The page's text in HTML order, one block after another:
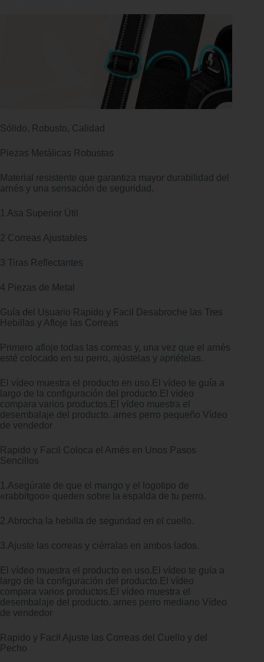
Sólido, Robusto, Calidad
Piezas Metálicas Robustas
Material resistente que garantiza mayor durabilidad del
arnés y una sensación de seguridad.
1 Asa Superior Útil
2 Correas Ajustables
3 Tiras Reflectantes
4 Piezas de Metal
Guía del Usuario Rapido y Facil Desabroche las Tres
Hebillas y Afloje las Correas
Primero afloje todas las correas y, una vez que el arnés
esté colocado en su perro, ajústelas y apriételas.
El vídeo muestra el producto en uso.El vídeo te guía a
largo de la configuración del producto.El vídeo
compara varios productos.El vídeo muestra el
desembalaje del producto. arnes perro pequeño Vídeo
de vendedor
Rapido y Facil Coloca el Arnés en Unos Pasos
Sencillos
1.Asegúrate de que el mango y el logotipo de
«rabbitgoo» queden sobre la espalda de tu perro.
2.Abrocha la hebilla de seguridad en el cuello.
3.Ajuste las correas y ciérralas en ambos lados.
El vídeo muestra el producto en uso.El vídeo te guía a
largo de la configuración del producto.El vídeo
compara varios productos.El vídeo muestra el
desembalaje del producto. arnes perro mediano Vídeo
de vendedor
Rapido y Facil Ajuste las Correas del Cuello y del
Pecho